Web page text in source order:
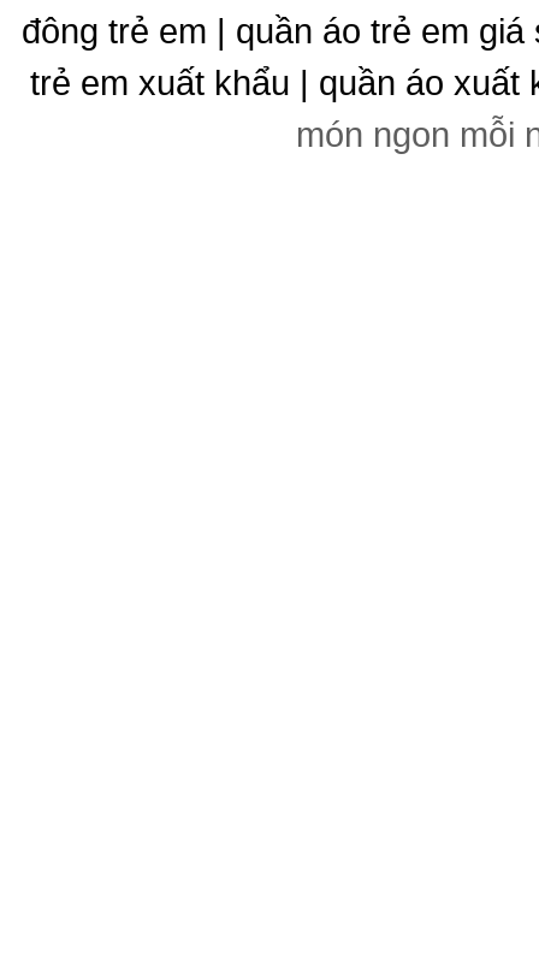
đông trẻ em | quần áo trẻ em
trẻ em xuất khẩu | quần áo xuất
món ngon mỗi